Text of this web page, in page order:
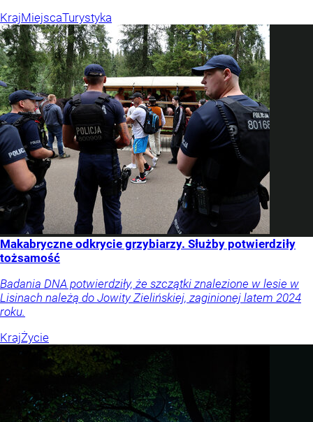
KrajMiejscaTurystyka
Makabryczne odkrycie grzybiarzy. Służby potwierdziły
tożsamość
Badania DNA potwierdziły, że szczątki znalezione w lesie w
Lisinach należą do Jowity Zielińskiej, zaginionej latem 2024
roku.
KrajŻycie